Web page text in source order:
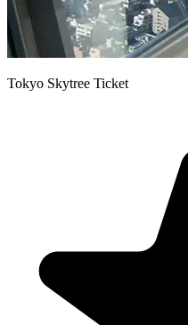
Tokyo Skytree Ticket